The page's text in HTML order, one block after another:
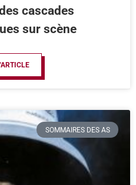
cascades
sur scène
SOMMAIRES DES AS